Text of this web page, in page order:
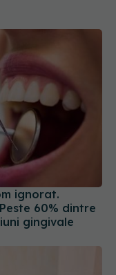
ignorat.
60% dintre
gingivale